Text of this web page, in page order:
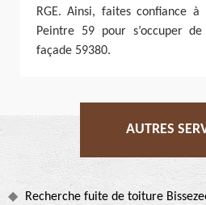
RGE. Ainsi, faites confiance
Peintre 59 pour s’occuper
façade 59380.
AUTRES
Recherche fuite de toiture